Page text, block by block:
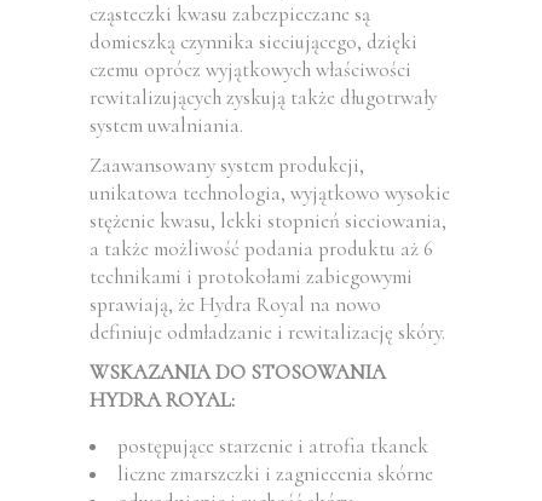
cząsteczki kwasu zabezpieczane są
domieszką czynnika sieciującego, dzięki
czemu oprócz wyjątkowych właściwości
rewitalizujących zyskują także długotrwały
system uwalniania.
Zaawansowany system produkcji,
unikatowa technologia, wyjątkowo wysokie
stężenie kwasu, lekki stopnień sieciowania,
a także możliwość podania produktu aż 6
technikami i protokołami zabiegowymi
sprawiają, że Hydra Royal na nowo
definiuje odmładzanie i rewitalizację skóry.
WSKAZANIA DO STOSOWANIA
HYDRA ROYAL:
postępujące starzenie i atrofia tkanek
liczne zmarszczki i zagniecenia skórne